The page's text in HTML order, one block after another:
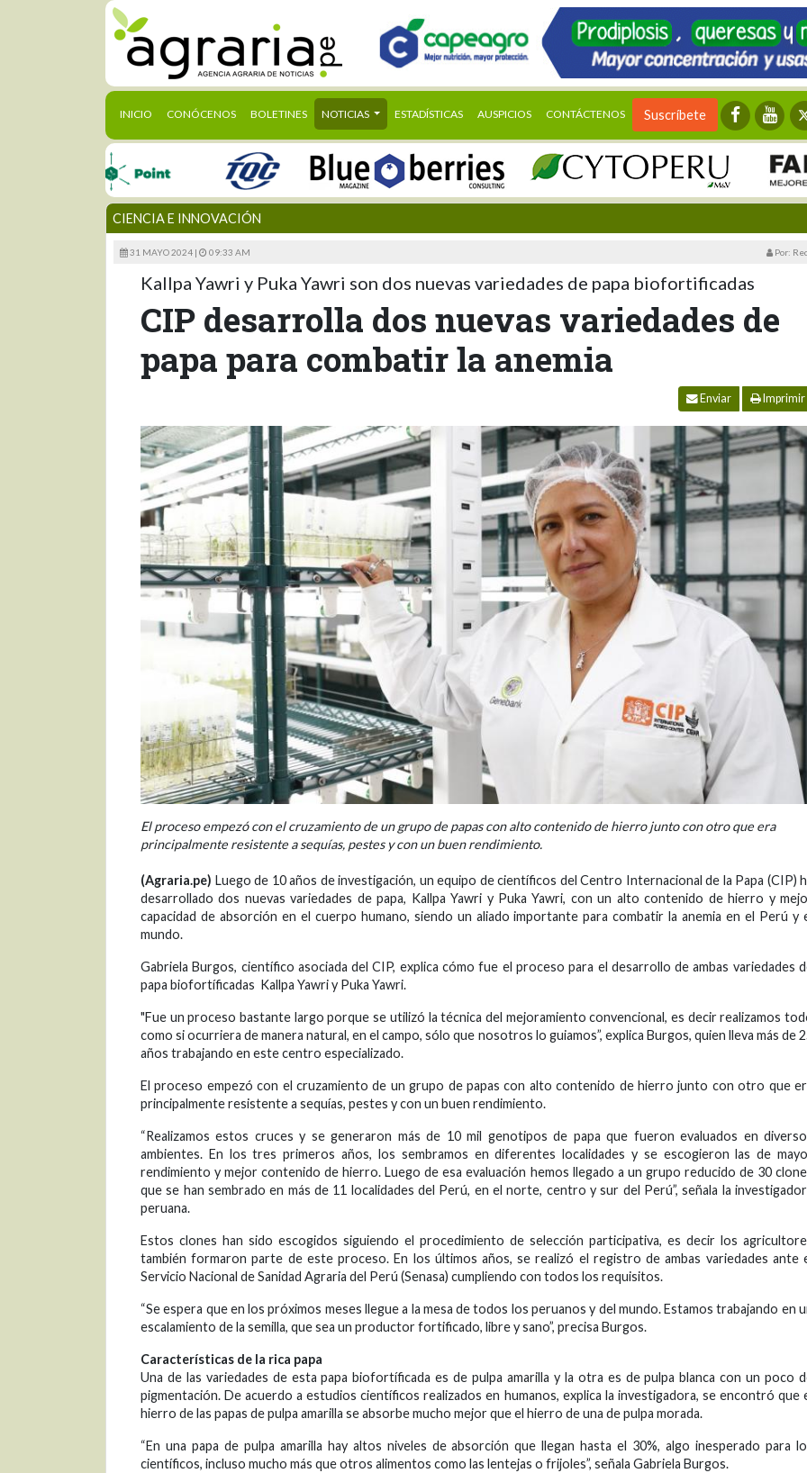
INICIO (CURRENT)
CONÓCENOS BOLETINES NOTICIAS ESTADÍSTICAS AUSPICIOS CONTÁCTENOS Suscríbete
CIENCIA E INNOVACIÓN
31 MAYO 2024 | 09:33 AM Por:
Kallpa Yawri y Puka Yawri son dos nuevas variedades de papa biofortificadas
CIP desarrolla dos nuevas variedades de
papa para combatir la anemia
Enviar Imprimir
El proceso empezó con el cruzamiento de un grupo de papas con alto contenido de hierro junto con otro que era
principalmente resistente a sequías, pestes y con un buen rendimiento.
(Agraria.pe) Luego de 10 años de investigación, un equipo de científicos del Centro Internacional de la Papa (CIP)
desarrollado dos nuevas variedades de papa, Kallpa Yawri y Puka Yawri, con un alto contenido de hierro y
capacidad de absorción en el cuerpo humano, siendo un aliado importante para combatir la anemia en el Perú y
mundo.
Gabriela Burgos, científico asociada del CIP, explica cómo fue el proceso para el desarrollo de ambas variedades
papa biofortíficadas Kallpa Yawri y Puka Yawri.
"Fue un proceso bastante largo porque se utilizó la técnica del mejoramiento convencional, es decir realizamos
como si ocurriera de manera natural, en el campo, sólo que nosotros lo guiamos”, explica Burgos, quien lleva más de
años trabajando en este centro especializado.
El proceso empezó con el cruzamiento de un grupo de papas con alto contenido de hierro junto con otro que
principalmente resistente a sequías, pestes y con un buen rendimiento.
“Realizamos estos cruces y se generaron más de 10 mil genotipos de papa que fueron evaluados en
ambientes. En los tres primeros años, los sembramos en diferentes localidades y se escogieron las de
rendimiento y mejor contenido de hierro. Luego de esa evaluación hemos llegado a un grupo reducido de 30
que se han sembrado en más de 11 localidades del Perú, en el norte, centro y sur del Perú”, señala la
peruana.
Estos clones han sido escogidos siguiendo el procedimiento de selección participativa, es decir los
también formaron parte de este proceso. En los últimos años, se realizó el registro de ambas variedades ante
Servicio Nacional de Sanidad Agraria del Perú (Senasa) cumpliendo con todos los requisitos.
“Se espera que en los próximos meses llegue a la mesa de todos los peruanos y del mundo. Estamos trabajando en
escalamiento de la semilla, que sea un productor fortificado, libre y sano”, precisa Burgos.
Características de la rica papa
Una de las variedades de esta papa biofortíficada es de pulpa amarilla y la otra es de pulpa blanca con un poco
pigmentación. De acuerdo a estudios científicos realizados en humanos, explica la investigadora, se encontró que
hierro de las papas de pulpa amarilla se absorbe mucho mejor que el hierro de una de pulpa morada.
“En una papa de pulpa amarilla hay altos niveles de absorción que llegan hasta el 30%, algo inesperado para
científicos, incluso mucho más que otros alimentos como las lentejas o frijoles”, señala Gabriela Burgos.